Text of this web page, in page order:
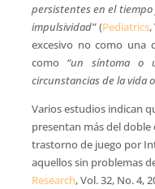
persistentes en el
impulsividad”(Pediatrics,
excesivo no como una
como “un síntoma o
circunstancias de la vida
Varios estudios indican
presentan más del
trastorno de juego por
aquellos sin problemas
Research, Vol. 32, No. 4,